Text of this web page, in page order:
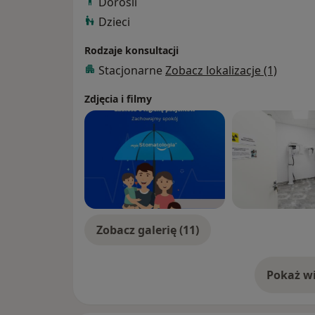
Ortodoncji Uniwersytetu Medycznego im.
Dzieci
Rodzaje konsultacji
Stacjonarne Zobacz lokalizacje (1)
Zdjęcia i filmy
Zobacz galerię (11)
Pokaż o